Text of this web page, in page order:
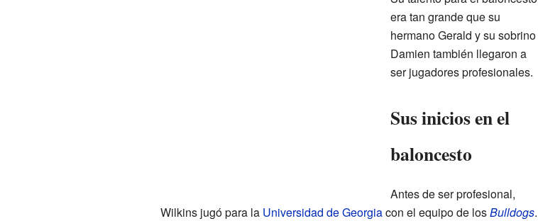
era tan grande que su
hermano Gerald y su sobrino
Damien también llegaron a
ser jugadores profesionales.
Sus inicios en el
baloncesto
Antes de ser profesional,
Wilkins jugó para la Universidad de Georgiacon el equipo de losBulldogs.